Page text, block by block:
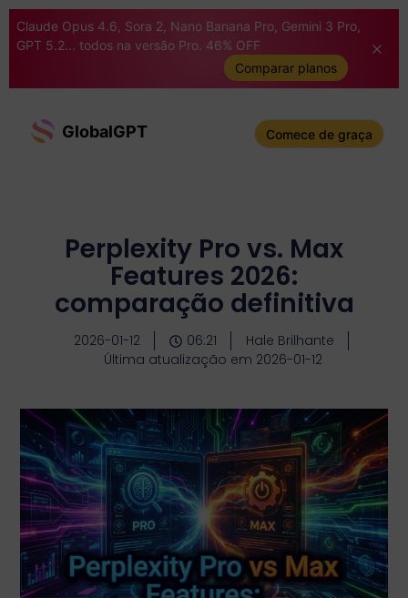
Claude Opus 4.6, Sora 2, Nano Banana Pro, Gemini 3 Pro,
GPT 5.2... todos na versão Pro. 46% OFF
Comparar planos
GlobalGPT Comece de graça
Perplexity Pro vs. Max
Features 2026:
comparação definitiva
2026-01-12 06:21
Hale Brilhante
Última atualização em 2026-01-12